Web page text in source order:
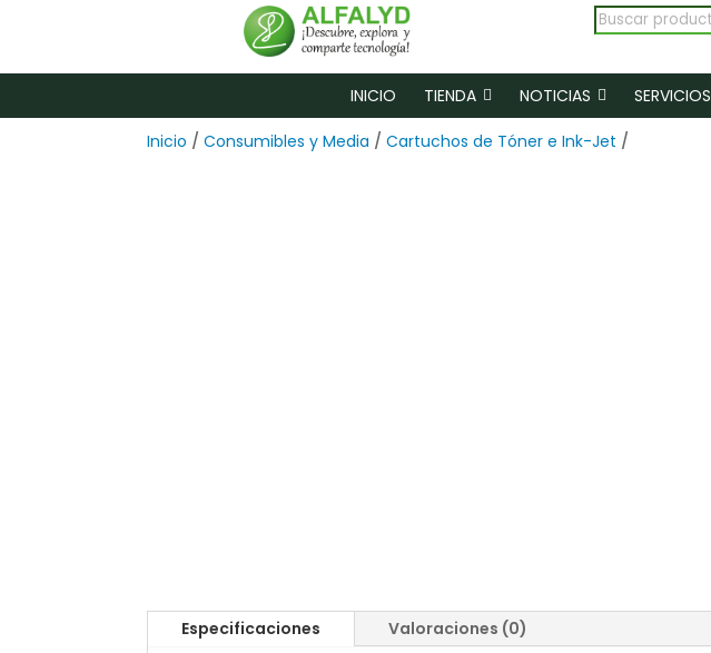
Búsqueda
productos
INICIO TIENDA NOTICIAS SERVICIOS
Inicio / Consumibles y Media / Cartuchos de Tóner e Ink-Jet /
Especificaciones Valoraciones (0)